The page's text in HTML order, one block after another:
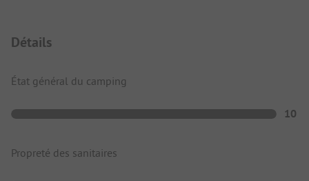
Détails
État général du camping
10
Propreté des sanitaires